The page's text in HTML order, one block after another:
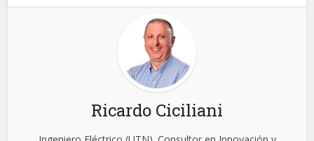
Ricardo Ciciliani